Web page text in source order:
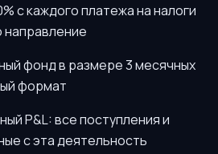
с каждого платежа на налоги
направление
фонд в размере 3 месячных
формат
P&L: все поступления и
с эта деятельность